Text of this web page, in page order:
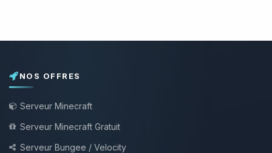
NOS OFFRES
Serveur Minecraft
Serveur Minecraft Gratuit
Serveur Bungee / Velocity